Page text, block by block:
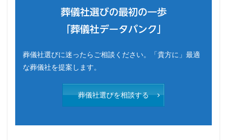
葬儀社選びの最初の一歩
「葬儀社データバンク」
葬儀社選びに迷ったらご相談ください。「貴方に」最適
な葬儀社を提案します。
葬儀社選びを相談する